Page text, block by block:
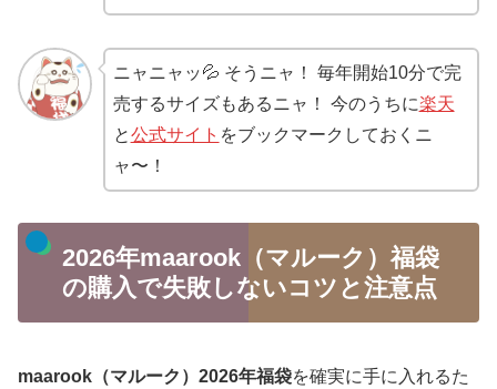
ニャニャッ💦 そうニャ！ 毎年開始10分で完
売するサイズもあるニャ！ 今のうちに楽天
と公式サイト をブックマークしておくニ
ャ〜！
2026年maarook（マルーク）福袋
の購入で失敗しないコツと注意点
maarook（マルーク）2026年福袋を確実に手に入れるた